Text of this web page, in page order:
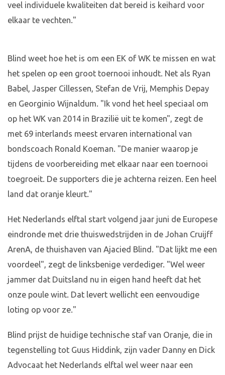
veel individuele kwaliteiten dat bereid is keihard voor
elkaar te vechten."
Blind weet hoe het is om een EK of WK te missen en wat
het spelen op een groot toernooi inhoudt. Net als Ryan
Babel, Jasper Cillessen, Stefan de Vrij, Memphis Depay
en Georginio Wijnaldum. "Ik vond het heel speciaal om
op het WK van 2014 in Brazilië uit te komen", zegt de
met 69 interlands meest ervaren international van
bondscoach Ronald Koeman. "De manier waarop je
tijdens de voorbereiding met elkaar naar een toernooi
toegroeit. De supporters die je achterna reizen. Een heel
land dat oranje kleurt."
Het Nederlands elftal start volgend jaar juni de Europese
eindronde met drie thuiswedstrijden in de Johan Cruijff
ArenA, de thuishaven van Ajacied Blind. "Dat lijkt me een
voordeel", zegt de linksbenige verdediger. "Wel weer
jammer dat Duitsland nu in eigen hand heeft dat het
onze poule wint. Dat levert wellicht een eenvoudige
loting op voor ze."
Blind prijst de huidige technische staf van Oranje, die in
tegenstelling tot Guus Hiddink, zijn vader Danny en Dick
Advocaat het Nederlands elftal wel weer naar een